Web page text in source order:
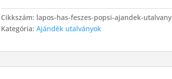
popsi
-
Ajándék
mennyiség
Cikkszám: lapos-has-feszes-popsi-ajandek-utalvany
Kategória:Ajándék utalványok